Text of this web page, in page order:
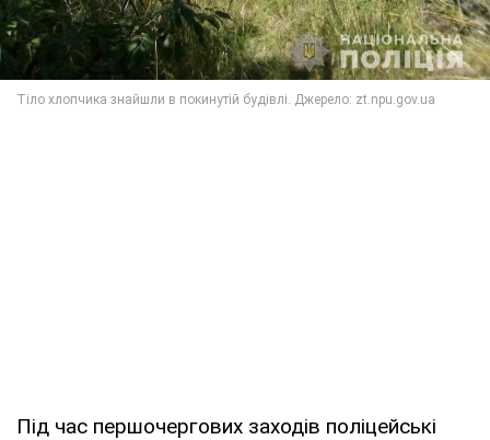
Під час першочергових заходів поліцейські